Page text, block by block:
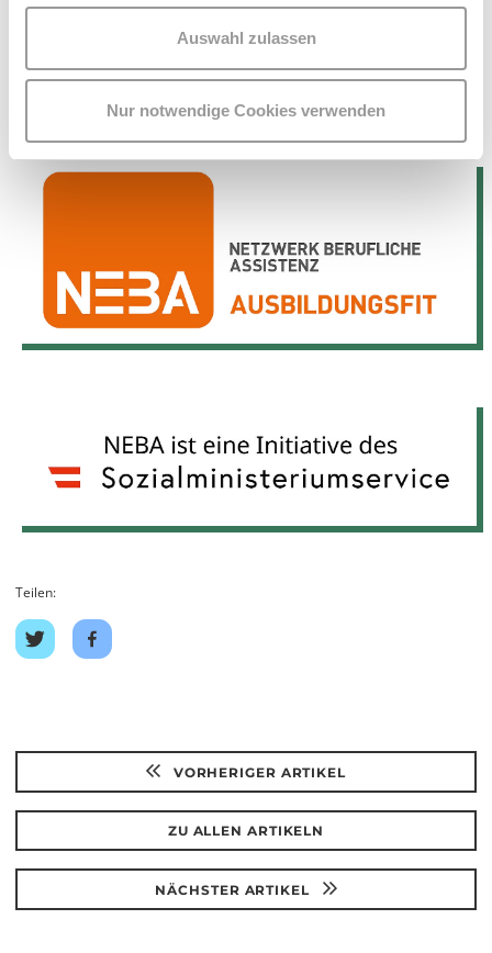
Auswahl zulassen
Nur notwendige Cookies verwenden
Foto: WUK work.space
Teilen:
Auf
Twitter
Auf
Facebook
VORHERIGER ARTIKEL
ZU ALLEN ARTIKELN
NÄCHSTER ARTIKEL